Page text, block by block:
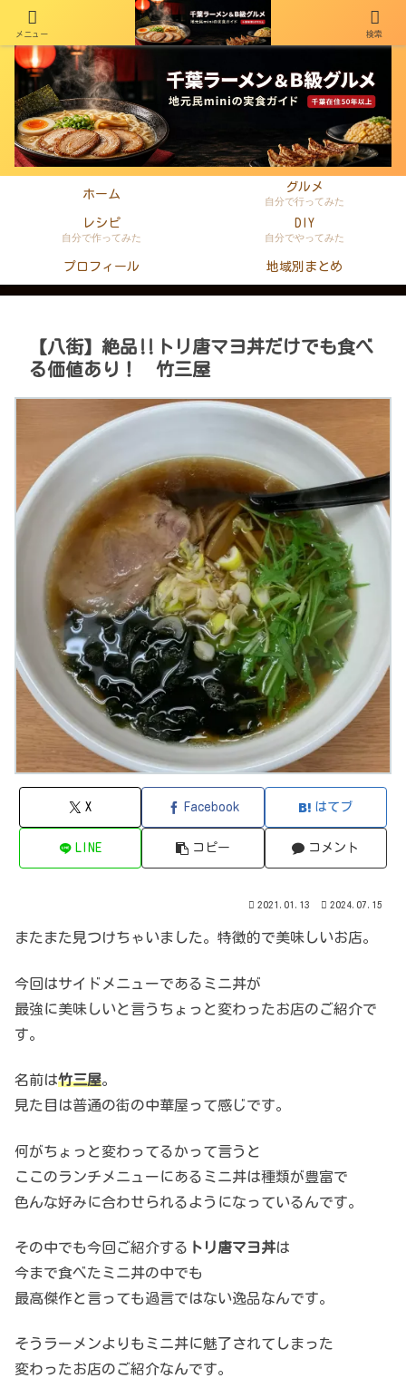
千葉在住50年以上のminiがラーメン・町中華・B級グルメを本音レビュー
ホーム
グルメ
自分で行ってみた
レシピ
自分で作ってみた
DIY
自分でやってみた
プロフィール 地域別まとめ
【八街】絶品‼トリ唐マヨ丼だけでも食べ
る価値あり！ 竹三屋
X Facebook はてブ
LINE コピー コメント
2021.01.13 2024.07.15
またまた見つけちゃいました。特徴的で美味しいお店。
今回はサイドメニューであるミニ丼が
最強に美味しいと言うちょっと変わったお店のご紹介で
す。
名前は竹三屋。
見た目は普通の街の中華屋って感じです。
何がちょっと変わってるかって言うと
ここのランチメニューにあるミニ丼は種類が豊富で
色んな好みに合わせられるようになっているんです。
その中でも今回ご紹介する トリ唐マヨ丼は
今まで食べたミニ丼の中でも
最高傑作と言っても過言ではない逸品なんです。
そうラーメンよりもミニ丼に魅了されてしまった
変わったお店のご紹介なんです。
メニュー 検索